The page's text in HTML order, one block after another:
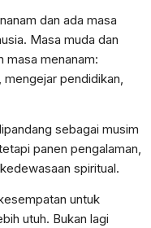
dan ada masa
Masa muda dan
masa menanam:
pendidikan,
sebagai musim
panen pengalaman,
spiritual.
untuk
utuh. Bukan lagi